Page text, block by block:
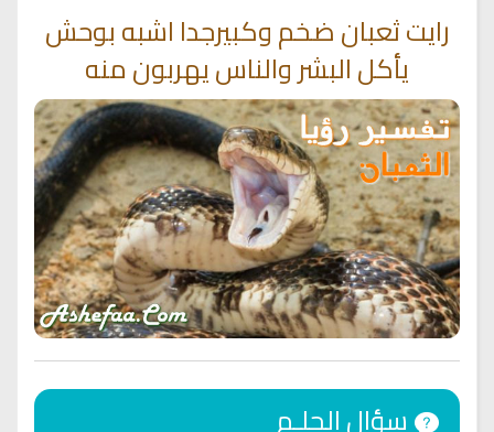
رايت ثعبان ضخم وكبيرجدا اشبه بوحش
يأكل البشر والناس يهربون منه